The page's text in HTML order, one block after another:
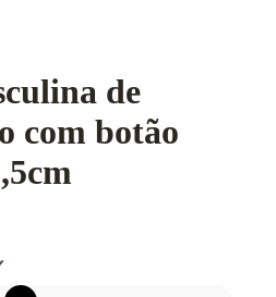
de
com botão